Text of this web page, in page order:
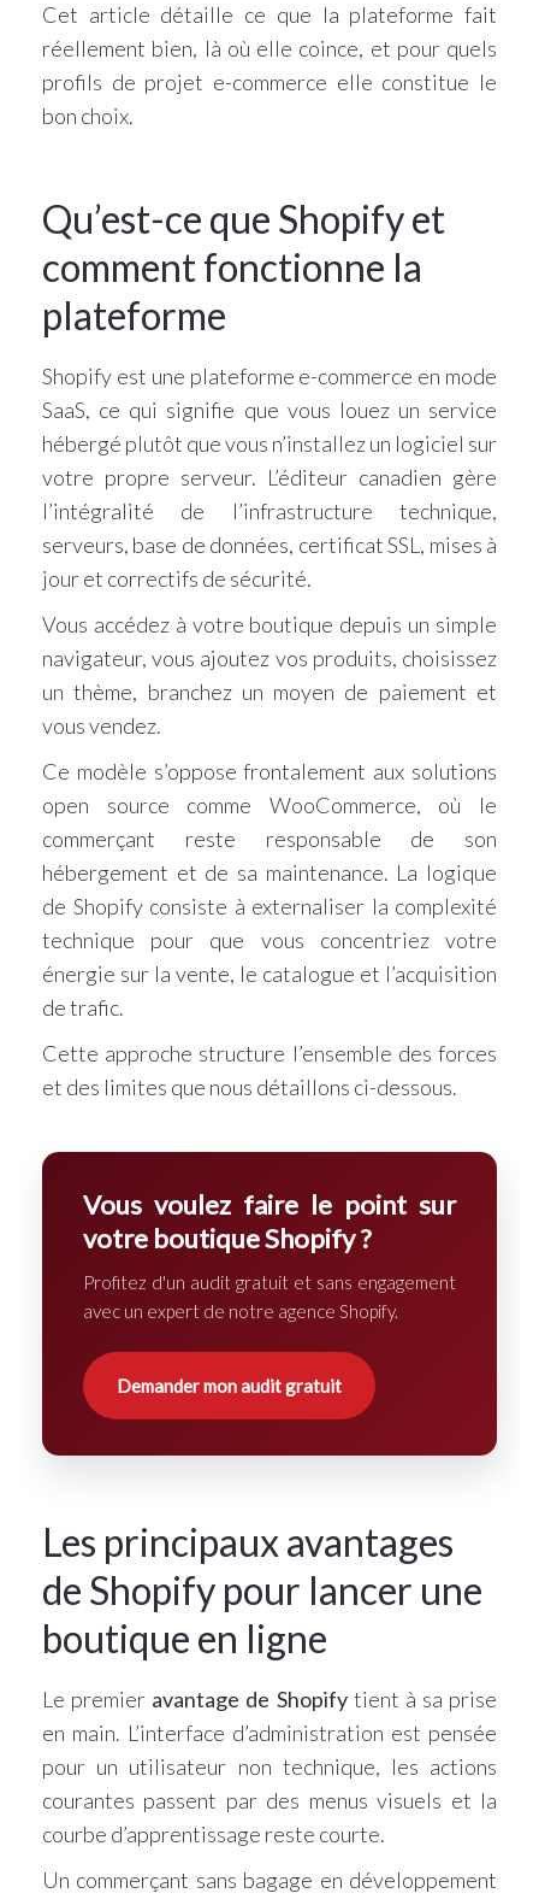
Cet article détaille ce que la plateforme fait
réellement bien, là où elle coince, et pour quels
profils de projet e-commerce elle constitue le
bon choix.
Qu’est-ce que Shopify et
comment fonctionne la
plateforme
Shopify est une plateforme e-commerce en mode
SaaS, ce qui signifie que vous louez un service
hébergé plutôt que vous n’installez un logiciel sur
votre propre serveur. L’éditeur canadien gère
l’intégralité de l’infrastructure technique,
serveurs, base de données, certificat SSL, mises à
jour et correctifs de sécurité.
Vous accédez à votre boutique depuis un simple
navigateur, vous ajoutez vos produits, choisissez
un thème, branchez un moyen de paiement et
vous vendez.
Ce modèle s’oppose frontalement aux solutions
open source comme WooCommerce, où le
commerçant reste responsable de son
hébergement et de sa maintenance. La logique
de Shopify consiste à externaliser la complexité
technique pour que vous concentriez votre
énergie sur la vente, le catalogue et l’acquisition
de trafic.
Cette approche structure l’ensemble des forces
et des limites que nous détaillons ci-dessous.
Vous voulez faire le point sur
votre boutique Shopify ?
Profitez d'un audit gratuit et sans engagement
avec un expert de notre agence Shopify.
Demander mon audit gratuit
Les principaux avantages
de Shopify pour lancer une
boutique en ligne
Le premier avantage de Shopifytient à sa prise
en main. L’interface d’administration est pensée
pour un utilisateur non technique, les actions
courantes passent par des menus visuels et la
courbe d’apprentissage reste courte.
Un commerçant sans bagage en développement